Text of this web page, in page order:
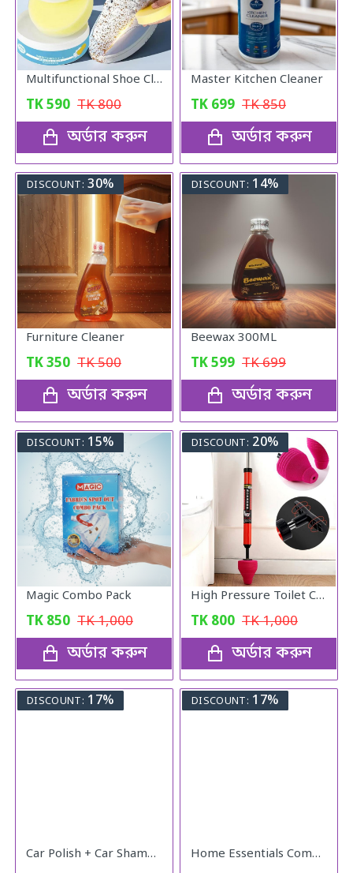
Multifunctional Shoe Cleaning Cream
TK590 TK800
অর্ডার করুন
Master Kitchen Cleaner
TK 699 TK850
অর্ডার করুন
DISCOUNT: 30%
Furniture Cleaner
TK350 TK500
অর্ডার করুন
DISCOUNT: 14%
Beewax 300ML
TK599 TK699
অর্ডার করুন
DISCOUNT: 15%
Magic Combo Pack
TK 850 TK1,000
অর্ডার করুন
DISCOUNT: 20%
High Pressure Toilet Cleaning PUMP
TK 800 TK1,000
অর্ডার করুন
DISCOUNT: 17%
Car Polish + Car Shampoo
DISCOUNT: 17%
Home Essentials Combo Pack